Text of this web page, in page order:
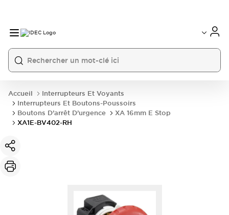
Accueil
Interrupteurs Et Voyants
Interrupteurs Et Boutons-Poussoirs
Boutons D’arrêt D’urgence
XA 16mm E Stop
XA1E-BV402-RH